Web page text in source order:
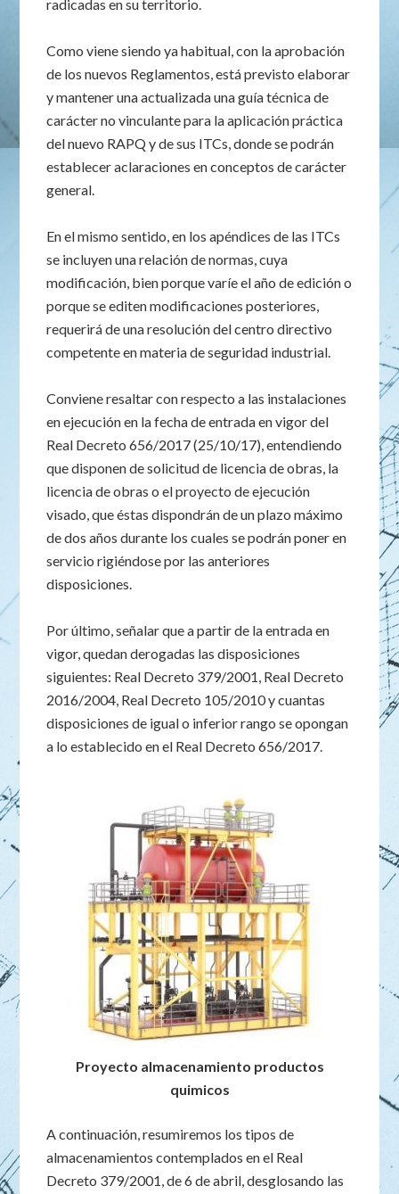
radicadas en su territorio.
Como viene siendo ya habitual, con la aprobación
de los nuevos Reglamentos, está previsto elaborar
y mantener una actualizada una guía técnica de
carácter no vinculante para la aplicación práctica
del nuevo RAPQ y de sus ITCs, donde se podrán
establecer aclaraciones en conceptos de carácter
general.
En el mismo sentido, en los apéndices de las ITCs
se incluyen una relación de normas, cuya
modificación, bien porque varíe el año de edición o
porque se editen modificaciones posteriores,
requerirá de una resolución del centro directivo
competente en materia de seguridad industrial.
Conviene resaltar con respecto a las instalaciones
en ejecución en la fecha de entrada en vigor del
Real Decreto 656/2017 (25/10/17), entendiendo
que disponen de solicitud de licencia de obras, la
licencia de obras o el proyecto de ejecución
visado, que éstas dispondrán de un plazo máximo
de dos años durante los cuales se podrán poner en
servicio rigiéndose por las anteriores
disposiciones.
Por último, señalar que a partir de la entrada en
vigor, quedan derogadas las disposiciones
siguientes: Real Decreto 379/2001, Real Decreto
2016/2004, Real Decreto 105/2010 y cuantas
disposiciones de igual o inferior rango se opongan
a lo establecido en el Real Decreto 656/2017.
Proyecto almacenamiento productos
quimicos
A continuación, resumiremos los tipos de
almacenamientos contemplados en el Real
Decreto 379/2001, de 6 de abril, desglosando las